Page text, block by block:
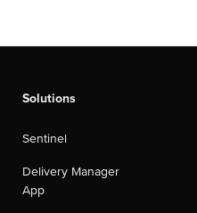
Solutions
Sentinel
Delivery Manager
App